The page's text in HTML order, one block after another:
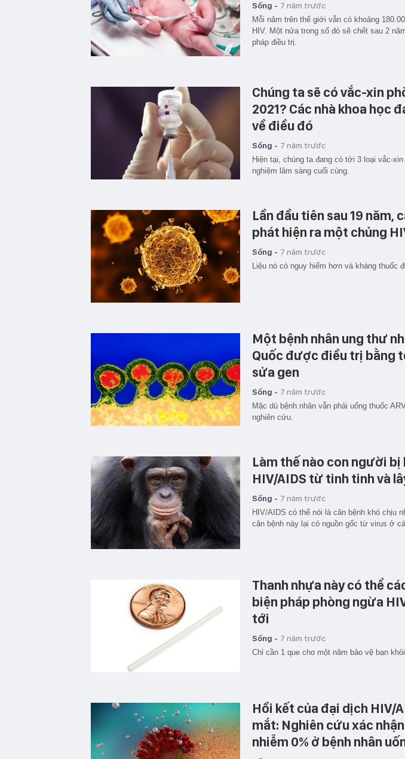
Sống - 7 năm trước
Mỗi năm trên thế giới vẫn có khoảng
HIV. Một nửa trong số đó sẽ chết sau 2
pháp điều trị.
Chúng ta sẽ có vắc-xin
2021? Các nhà khoa học
về điều đó
Sống - 7 năm trước
Hiện tại, chúng ta đang có tới 3 loại vắc-
nghiệm lâm sàng cuối cùng.
Lần đầu tiên sau 19 năm,
phát hiện ra một chủng
Sống - 7 năm trước
Liệu nó có nguy hiểm hơn và kháng thuốc
Một bệnh nhân ung thư
Quốc được điều trị bằng
sửa gen
Sống - 7 năm trước
Mặc dù bệnh nhân vẫn phải uống thuốc
nghiên cứu.
Làm thế nào con người bị
HIV/AIDS từ tinh tinh và
Sống - 7 năm trước
HIV/AIDS có thể nói là căn bệnh khó chịu
căn bệnh này lại có nguồn gốc từ virus ở
Thanh nhựa này có thể
biện pháp phòng ngừa
tới
Sống - 7 năm trước
Chỉ cần 1 que cho một năm bảo vệ bạn
Hồi kết của đại dịch HIV/
mắt: Nghiên cứu xác
nhiễm 0% ở bệnh nhân